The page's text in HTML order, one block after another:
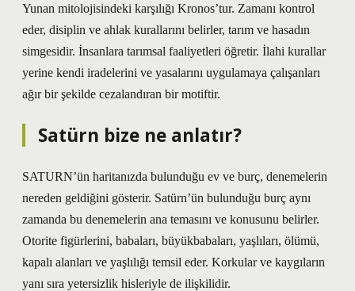
Yunan mitolojisindeki karşılığı Kronos’tur. Zamanı kontrol
eder, disiplin ve ahlak kurallarını belirler, tarım ve hasadın
simgesidir. İnsanlara tarımsal faaliyetleri öğretir. İlahi kurallar
yerine kendi iradelerini ve yasalarını uygulamaya çalışanları
ağır bir şekilde cezalandıran bir motiftir.
Satürn bize ne anlatır?
SATURN’ün haritanızda bulunduğu ev ve burç, denemelerin
nereden geldiğini gösterir. Satürn’ün bulunduğu burç aynı
zamanda bu denemelerin ana temasını ve konusunu belirler.
Otorite figürlerini, babaları, büyükbabaları, yaşlıları, ölümü,
kapalı alanları ve yaşlılığı temsil eder. Korkular ve kaygıların
yanı sıra yetersizlik hisleriyle de ilişkilidir.